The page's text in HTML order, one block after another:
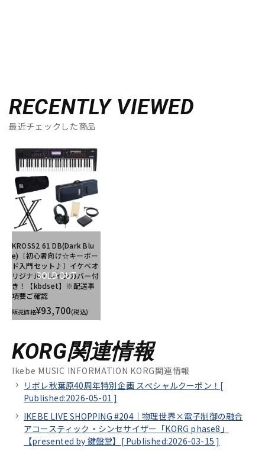
RECENTLY VIEWED
最近チェックした商品
SOLD OUT
KROSS2 61 DB(Dark Blu
e)［初心者向け☆キーボー
ド入門セット♪］イケベオ
リジナル・レインカバー付
き！【kbdset】※配送事
項要ご確認
販売価格¥93,700(税込)
KORG関連情報
Ikebe MUSIC INFORMATION KORG関連情報
リボレ秋葉原40周年特別企画 スぺシャルクーポン！[
Published:2026-05-01 ]
IKEBE LIVE SHOPPING #204｜物理世界×電子制御の融合
アコースティック・シンセサイザー「KORG phase8」
【presented by 鍵盤堂】[ Published:2026-03-15 ]